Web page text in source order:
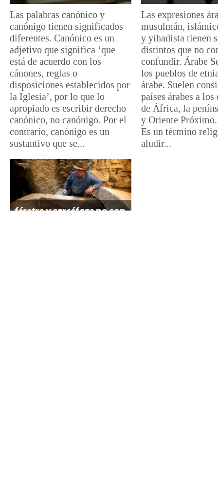
Las palabras canónico y
canónigo tienen significados
diferentes. Canónico es un
adjetivo que significa ‘que
está de acuerdo con los
cánones, reglas o
disposiciones establecidos por
la Iglesia’, por lo que lo
apropiado es escribir derecho
canónico, no canónigo. Por el
contrario, canónigo es un
sustantivo que se...
Las expresiones
musulmán,
y yihadista tienen
distintos que no
confundir. Árabe
los pueblos de
árabe. Suelen
países árabes a
de África, la
y Oriente
Es un término
aludir...
féretroysarcófagono son